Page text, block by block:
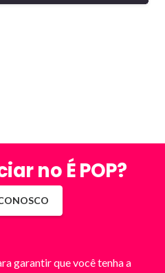
no É POP?
garantir que você tenha a